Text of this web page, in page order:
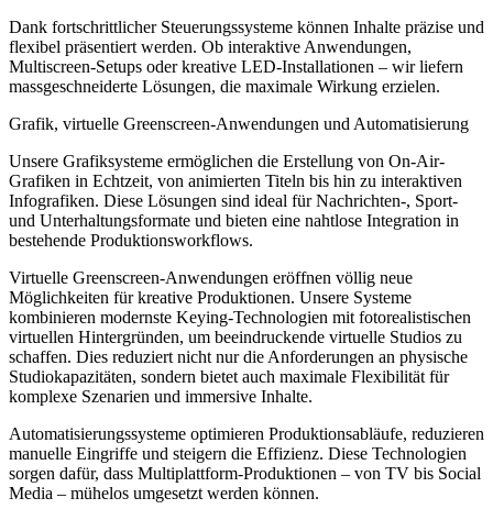
Dank fortschrittlicher Steuerungssysteme können Inhalte präzise und
flexibel präsentiert werden. Ob interaktive Anwendungen,
Multiscreen-Setups oder kreative LED-Installationen – wir liefern
massgeschneiderte Lösungen, die maximale Wirkung erzielen.
Grafik, virtuelle Greenscreen-Anwendungen und Automatisierung
Unsere Grafiksysteme ermöglichen die Erstellung von On-Air-
Grafiken in Echtzeit, von animierten Titeln bis hin zu interaktiven
Infografiken. Diese Lösungen sind ideal für Nachrichten-, Sport-
und Unterhaltungsformate und bieten eine nahtlose Integration in
bestehende Produktionsworkflows.
Virtuelle Greenscreen-Anwendungen eröffnen völlig neue
Möglichkeiten für kreative Produktionen. Unsere Systeme
kombinieren modernste Keying-Technologien mit fotorealistischen
virtuellen Hintergründen, um beeindruckende virtuelle Studios zu
schaffen. Dies reduziert nicht nur die Anforderungen an physische
Studiokapazitäten, sondern bietet auch maximale Flexibilität für
komplexe Szenarien und immersive Inhalte.
Automatisierungssysteme optimieren Produktionsabläufe, reduzieren
manuelle Eingriffe und steigern die Effizienz. Diese Technologien
sorgen dafür, dass Multiplattform-Produktionen – von TV bis Social
Media – mühelos umgesetzt werden können.